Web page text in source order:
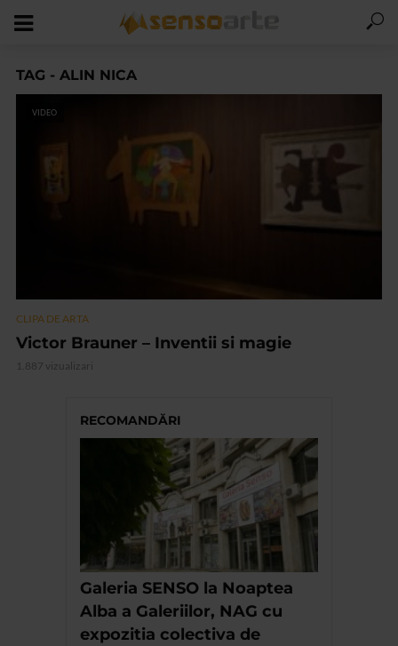
TAG - ALIN NICA
VIDEO
CLIPA DE ARTA
Victor Brauner – Inventii si magie
1.887 vizualizari
RECOMANDĂRI
Galeria SENSO la Noaptea
Alba a Galeriilor, NAG cu
expozitia colectiva de